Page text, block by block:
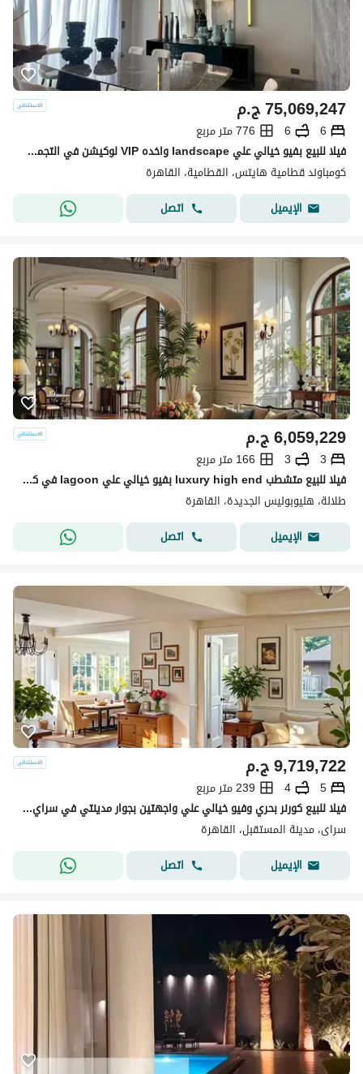
ج.م75,069,247
6
6
776 متر مربع
فيلا للبيع بفيو خيالي علي landscape واخده VIP لوكيشن في التجمع الخامس دقيقه من قطاميه هايتس
كومباوند قطامية هايتس، القطامية، القاهرة
الإيميل
اتصل
ج.م6,059,229
3
3
166 متر مربع
فيلا للبيع متشطب luxury high end بفيو خيالي علي lagoon في كمبوند طلاله Talala امام مدينتي Madinaty و سوديك ايست sodic east
طلالة، هليوبوليس الجديدة، القاهرة
الإيميل
اتصل
ج.م9,719,722
5
4
239 متر مربع
فيلا للبيع كورنر بحري وفيو خيالي علي واجهتين بجوار مدينتي في سراي sarai
سراى، مدينة المستقبل، القاهرة
الإيميل
اتصل